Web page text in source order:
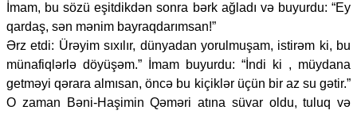
İmam, bu sözü eşitdikdən sonra bərk ağladı və buyurdu: “Ey
qardaş, sən mənim bayraqdarımsan!”
Ərz etdi: Ürəyim sıxılır, dünyadan yorulmuşam, istirəm ki, bu
münafiqlərlə döyüşəm.” İmam buyurdu: “İndi ki , müydana
getməyi qərara almısan, öncə bu kiçiklər üçün bir az su gətir.”
O zaman Bəni-Haşimin Qəməri atına süvar oldu, tuluq və